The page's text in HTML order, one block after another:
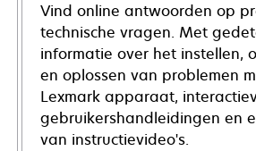
Vind online antwoorden op
technische vragen. Met
informatie over het instellen,
en oplossen van problemen
Lexmark apparaat,
gebruikershandleidingen en
van instructievideo's.